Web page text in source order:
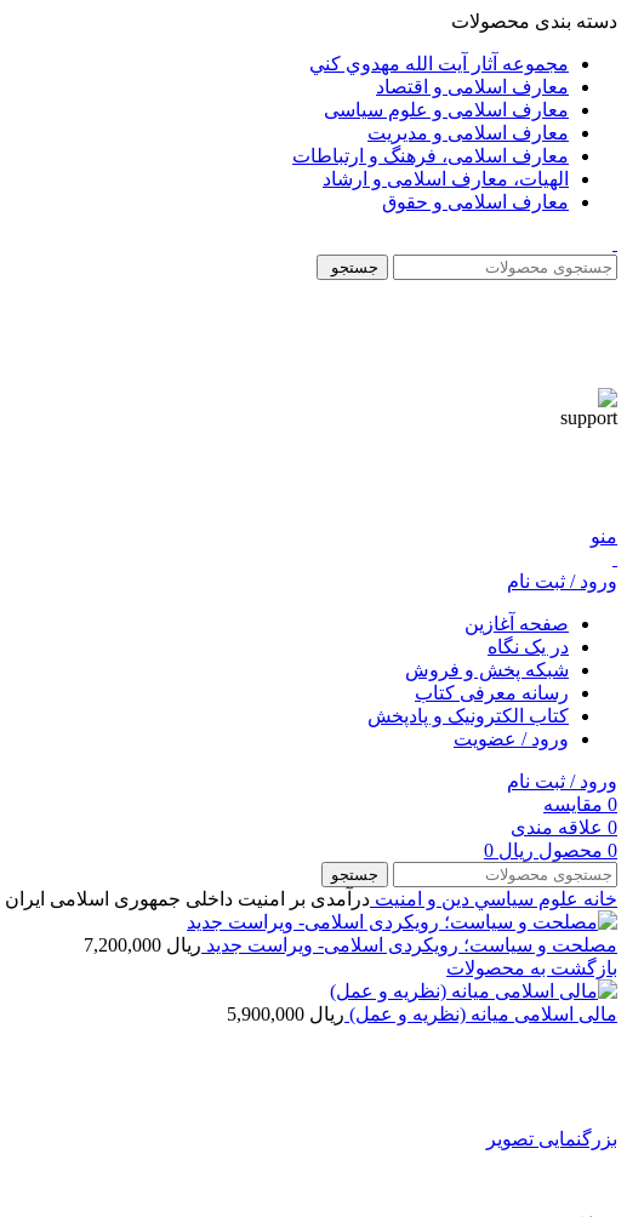
دسته بندی محصولات
مجموعه آثار آيت الله مهدوي كني
معارف اسلامی و اقتصاد
معارف اسلامی و علوم سیاسی
معارف اسلامی و مدیریت
معارف اسلامی، فرهنگ و ارتباطات
الهیات، معارف اسلامی و ارشاد
معارف اسلامی و حقوق
جستجو
منو
ورود / ثبت نام
صفحه آغازین
در یک نگاه
شبکه پخش و فروش
رسانه معرفی کتاب
کتاب الکترونیک و پادپخش
ورود / عضویت
ورود / ثبت نام
0 مقایسه
0 علاقه مندی
0 محصول ریال
جستجو
خانه علوم سياسي دین و امنیت درآمدی بر امنیت داخلی جمهوری اسلامی ایران
مصلحت و سیاست؛ رویکردی اسلامی- ویراست جدید ریال
بازگشت به محصولات
مالی اسلامی میانه (نظریه و عمل) ریال
بزرگنمایی تصویر